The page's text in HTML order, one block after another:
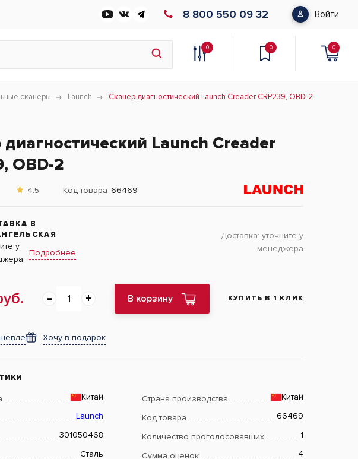
8 800 550 09 32 Войти
0 0 0
сканеры Launch Сканер диагностический Launch Creader CRP239, OBD-2
Launch Creader
OBD-2
4.5 Код товара 66469
В
у
Подробнее
Доставка: уточните у
менеджера
В корзину КУПИТЬ В 1 КЛИК
Хочу в подарок
Китай Страна производства Китай
Launch Код товара 66469
301050468 Количество проголосовавших 1
Сталь Сумма оценок
4